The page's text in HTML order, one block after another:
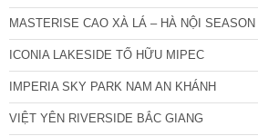
MASTERISE CAO XÀ LÁ – HÀ NỘI SEASON
ICONIA LAKESIDE TỐ HỮU MIPEC
IMPERIA SKY PARK NAM AN KHÁNH
VIỆT YÊN RIVERSIDE BẮC GIANG